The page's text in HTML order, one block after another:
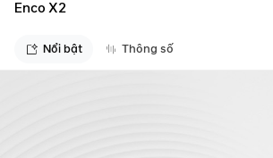
Enco X2
Nổi bật Thông số